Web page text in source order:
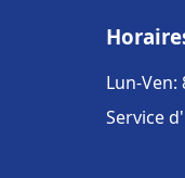
Lun-Ven:
Service